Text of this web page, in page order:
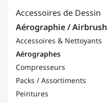
Accessoires de Dessin
Aérographie / Airbrush
Accessoires & Nettoyants
Aérographes
Compresseurs
Packs / Assortiments
Peintures